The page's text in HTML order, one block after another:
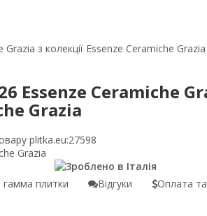
з колекції Essenze Ceramiche Grazia
Essenze Ceramiche
Grazia
plitka.eu:27598
гамма плитки Відгуки
Оплата та